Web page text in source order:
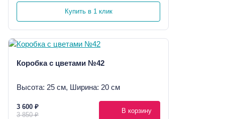
Купить в 1 клик
Коробка с цветами №42
Высота: 25 см, Ширина: 20 см
3 600 ₽
3 850 ₽
В корзину